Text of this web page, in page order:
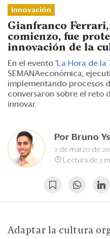
Eventos
Blogs
Ranking CEO
Innovación
Gianfranco Ferrari,
comienzo, fue
innovación de la
En el evento ' La Hora de
SEMANAeconómica,
implementando procesos
conversaron sobre el reto
innovar.
Por Bruno
2 de marzo de
Lectura de 3
Adaptar la cultura